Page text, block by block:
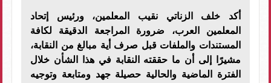
أكد خلف الزناتي نقيب المعلمين، ورئيس إتحاد
المعلمين العرب، ضرورة المراجعة الدقيقة لكافة
المستندات والملفات قبل صرف أية مبالغ من النقابة،
مشيرًا إلى أن ما حققته النقابة في هذا الشأن خلال
الفترة الماضية والحالية حصيلة جهد ومتابعة وتوجيه